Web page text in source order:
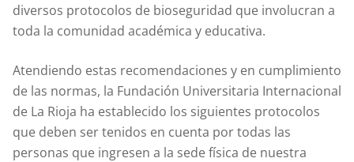
diversos protocolos de bioseguridad que involucran a
toda la comunidad académica y educativa.
Atendiendo estas recomendaciones y en cumplimiento
de las normas, la Fundación Universitaria Internacional
de La Rioja ha establecido los siguientes protocolos
que deben ser tenidos en cuenta por todas las
personas que ingresen a la sede física de nuestra